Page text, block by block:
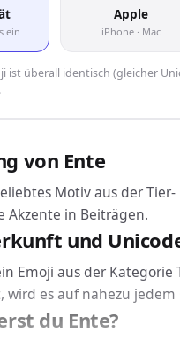
ein
Apple
iPhone · Mac
ist überall identisch (gleicher
von Ente
Motiv aus der
Akzente in Beiträgen.
und
Emoji aus der
wird es auf nahezu
du Ente?